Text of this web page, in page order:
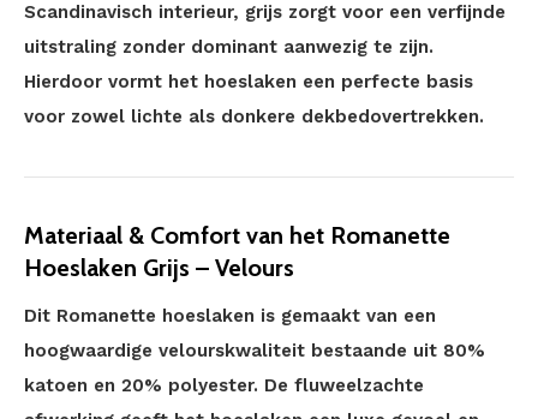
Scandinavisch interieur, grijs zorgt voor een verfijnde
uitstraling zonder dominant aanwezig te zijn.
Hierdoor vormt het hoeslaken een perfecte basis
voor zowel lichte als donkere dekbedovertrekken.
Materiaal & Comfort van het Romanette
Hoeslaken Grijs – Velours
Dit Romanette hoeslaken is gemaakt van een
hoogwaardige velourskwaliteit bestaande uit 80%
katoen en 20% polyester. De fluweelzachte